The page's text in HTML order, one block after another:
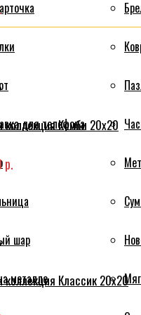
коллекция Комби 20x20
р.
коллекция Классик 20x20
для телефона
шар
металле